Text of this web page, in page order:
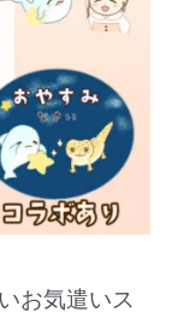
お気遣いス